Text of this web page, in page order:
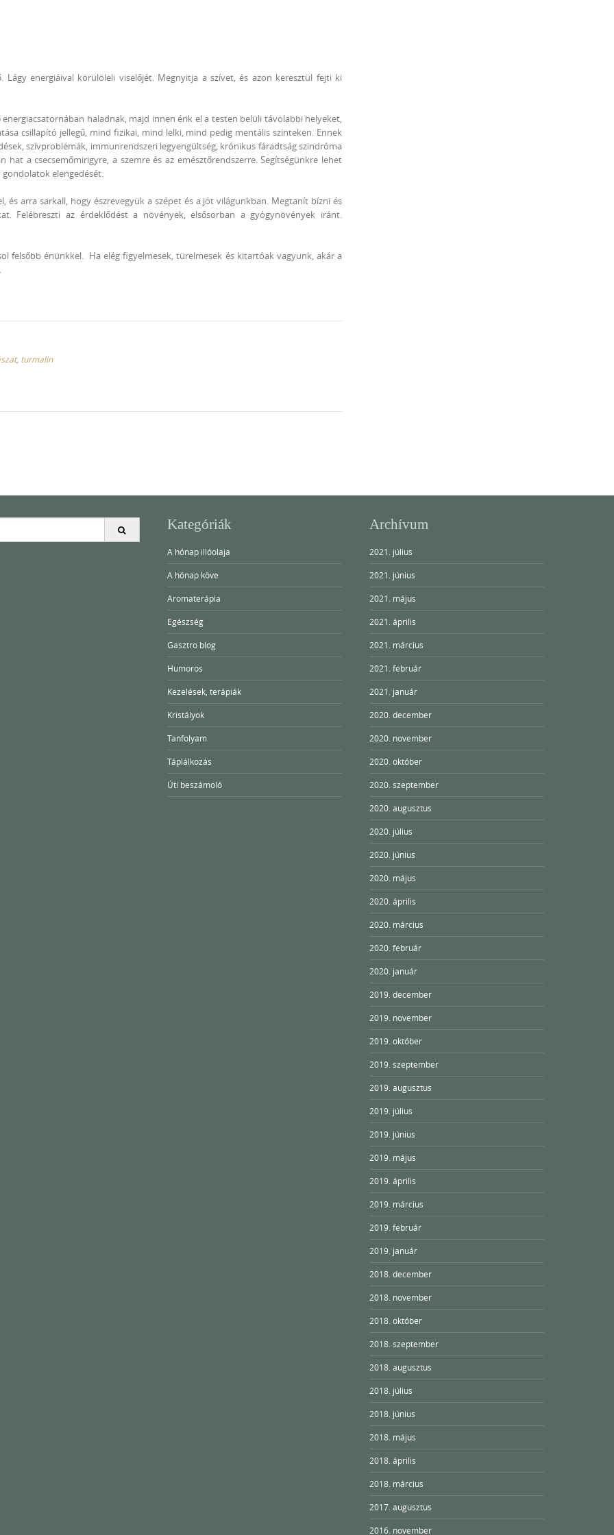
Lágy energiáival körülöleli viselőjét. Megnyitja a szívet, és azon keresztül fejti ki
haladnak, majd innen érik el a testen belüli távolabbi helyeket,
csillapító jellegű, mind fizikai, mind lelki, mind pedig mentális szinteken. Ennek
szívproblémák, immunrendszeri legyengültség, krónikus fáradtság szindróma
a csecsemőmirigyre, a szemre és az emésztőrendszerre. Segítségünkre lehet
gondolatok elengedését.
arra sarkall, hogy észrevegyük a szépet és a jót világunkban. Megtanít bízni és
Felébreszti az érdeklődést a növények, elsősorban a gyógynövények iránt.
felsőbb énünkkel. Ha elég figyelmesek, türelmesek és kitartóak vagyunk, akár a
, turmalin
Kategóriák
A hónap illóolaja
A hónap köve
Aromaterápia
Egészség
Gasztro blog
Humoros
Kezelések, terápiák
Kristályok
Tanfolyam
Táplálkozás
Úti beszámoló
Archívum
2021. július
2021. június
2021. május
2021. április
2021. március
2021. február
2021. január
2020. december
2020. november
2020. október
2020. szeptember
2020. augusztus
2020. július
2020. június
2020. május
2020. április
2020. március
2020. február
2020. január
2019. december
2019. november
2019. október
2019. szeptember
2019. augusztus
2019. július
2019. június
2019. május
2019. április
2019. március
2019. február
2019. január
2018. december
2018. november
2018. október
2018. szeptember
2018. augusztus
2018. július
2018. június
2018. május
2018. április
2018. március
2017. augusztus
2016. november